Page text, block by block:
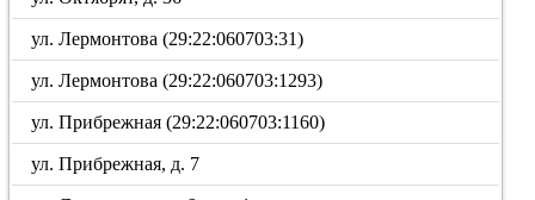
ул. Лермонтова (29:22:060703:31)
ул. Лермонтова (29:22:060703:1293)
ул. Прибрежная (29:22:060703:1160)
ул. Прибрежная, д. 7